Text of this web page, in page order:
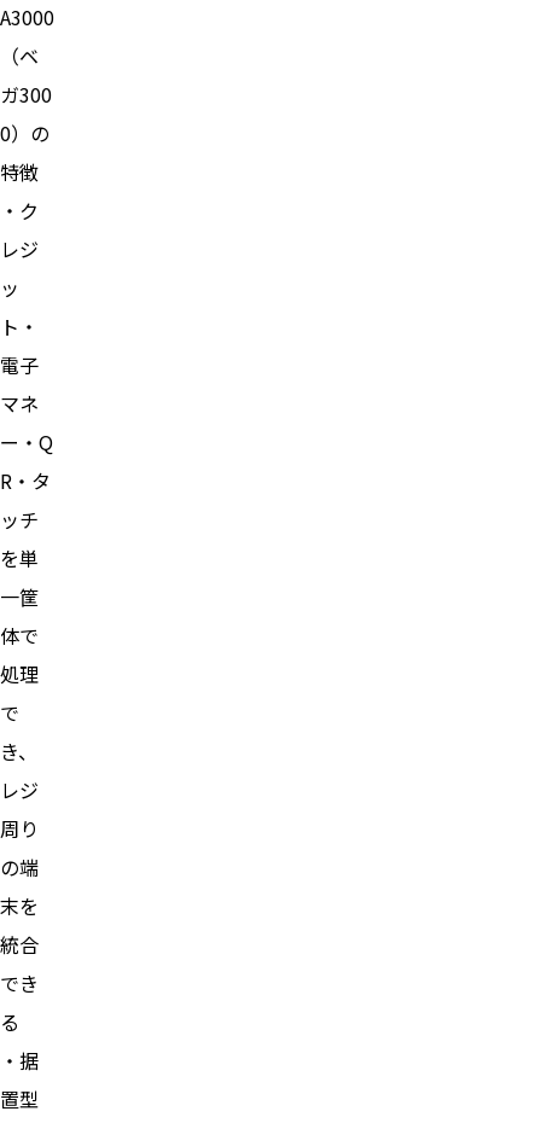
A3000
（ベ
ガ300
0）の
特徴
・ク
レジ
ッ
ト・
電子
マネ
ー・Q
R・タ
ッチ
を単
一筐
体で
処理
で
き、
レジ
周り
の端
末を
統合
でき
る
・据
置型